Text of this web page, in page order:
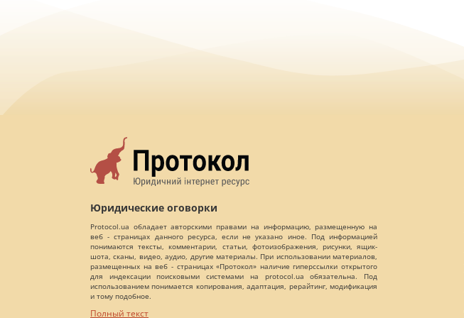
Юридические оговорки
Protocol.ua обладает авторскими правами на информацию, размещенную на
веб - страницах данного ресурса, если не указано иное. Под информацией
понимаются тексты, комментарии, статьи, фотоизображения, рисунки, ящик-
шота, сканы, видео, аудио, другие материалы. При использовании материалов,
размещенных на веб - страницах «Протокол» наличие гиперссылки открытого
для индексации поисковыми системами на protocol.ua обязательна. Под
использованием понимается копирования, адаптация, рерайтинг, модификация
и тому подобное.
Полный текст